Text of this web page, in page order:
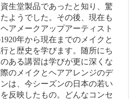
生堂製品であったと知り、驚
ようでした。その後、現在も
アメークアップアーティスト
年から現在までのメイクと
と歴史を学びます。随所にち
ある講習は学びが更に深くな
のメイクとヘアアレンジのデ
は、今シーズンの日本の若い
反映したもの。どんなコンセ